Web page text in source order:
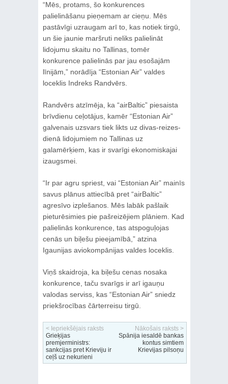
“Mēs, protams, šo konkurences
palielināšanu pieņemam ar cieņu. Mēs
pastāvīgi uzraugam arī to, kas notiek tirgū,
un šie jaunie maršruti neliks palielināt
lidojumu skaitu no Tallinas, tomēr
konkurence palielinās par jau esošajām
līnijām,” norādīja “Estonian Air” valdes
loceklis Indreks Randvērs.
Randvērs atzīmēja, ka “airBaltic” piesaista
brīvdienu ceļotājus, kamēr “Estonian Air”
galvenais uzsvars tiek likts uz divas-reizes-
dienā lidojumiem no Tallinas uz
galamērķiem, kas ir svarīgi ekonomiskajai
izaugsmei.
“Ir par agru spriest, vai “Estonian Air” mainīs
savus plānus attiecībā pret “airBaltic”
agresīvo izplešanos. Mēs labāk pašlaik
pieturēsimies pie pašreizējiem plāniem. Kad
palielinās konkurence, tas atspoguļojas
cenās un biļešu pieejamībā,” atzina
Igaunijas aviokompānijas valdes loceklis.
Viņš skaidroja, ka biļešu cenas nosaka
konkurence, taču svarīgs ir arī igauņu
valodas serviss, kas “Estonian Air” sniedz
priekšrocības čārterreisu tirgū.
< Iepriekšējais raksts
Grieķijas
premjerministrs:
sankcijas pret Krieviju ir
ceļš uz nekurieni
Nākošais raksts >
Spānija iesaldē bankas
kontus simtiem
Krievijas pilsoņu